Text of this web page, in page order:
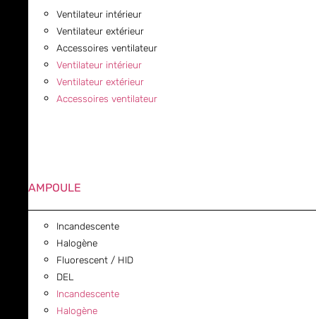
Ventilateur intérieur
Ventilateur extérieur
Accessoires ventilateur
Ventilateur intérieur
Ventilateur extérieur
Accessoires ventilateur
AMPOULE
Incandescente
Halogène
Fluorescent / HID
DEL
Incandescente
Halogène